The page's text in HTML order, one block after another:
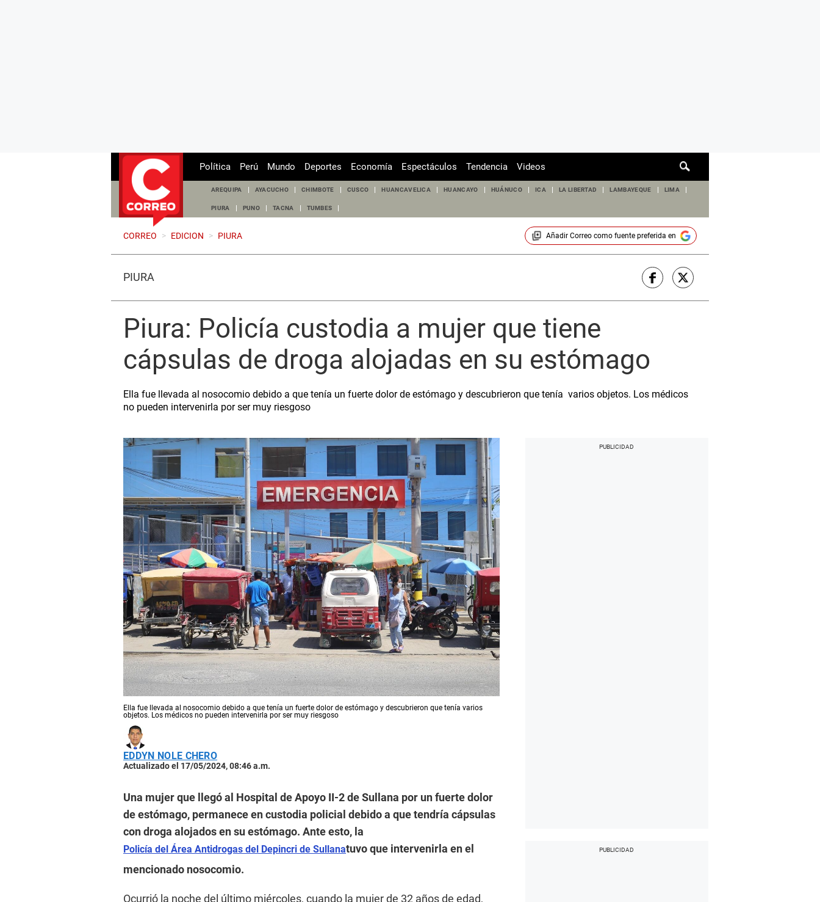
de
Política Perú Mundo Deportes Economía Espectáculos Tendencia Videos
AREQUIPA AYACUCHO CHIMBOTE CUSCO HUANCAVELICA HUANCAYO HUÁNUCO ICA LA LIBERTAD LAMBAYEQUE LIMA
PIURA PUNO TACNA TUMBES
CORREO > EDICION > PIURA Añadir Correocomo fuente preferida en
PIURA
Piura: Policía custodia a mujer que tiene
cápsulas de droga alojadas en su estómago
Ella fue llevada al nosocomio debido a que tenía un fuerte dolor de estómago y descubrieron que tenía varios objetos. Los médicos
no pueden intervenirla por ser muy riesgoso
Ella fue llevada al nosocomio debido a que tenía un fuerte dolor de estómago y descubrieron que tenía varios
objetos. Los médicos no pueden intervenirla por ser muy riesgoso
EDDYN NOLE CHERO
Actualizado el 17/05/2024, 08:46 a.m.
Una mujer que llegó al Hospital de Apoyo II-2 de Sullana por un fuerte dolor
de estómago, permanece en custodia policial debido a que tendría cápsulas
con droga alojados en su estómago. Ante esto, la
Policía del Área Antidrogas del Depincri de Sullanatuvo que intervenirla en el
mencionado nosocomio.
Ocurrió la noche del último miércoles, cuando la mujer de 32 años de edad,